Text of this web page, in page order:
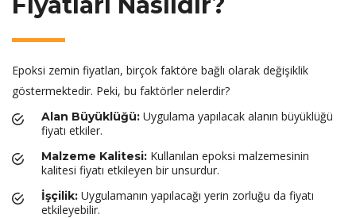
Epoksi zemin fiyatları, birçok faktöre bağlı olarak değişiklik
göstermektedir. Peki, bu faktörler nelerdir?
Alan Büyüklüğü: Uygulama yapılacak alanın büyüklüğü
fiyatı etkiler.
Malzeme Kalitesi: Kullanılan epoksi malzemesinin
kalitesi fiyatı etkileyen bir unsurdur.
İşçilik: Uygulamanın yapılacağı yerin zorluğu da fiyatı
etkileyebilir.